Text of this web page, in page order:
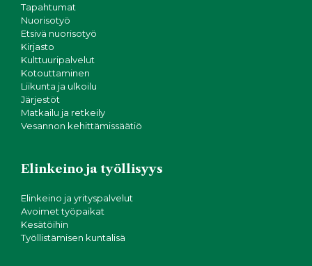
Tapahtumat
Nuorisotyö
Etsivä nuorisotyö
Kirjasto
Kulttuuripalvelut
Kotouttaminen
Liikunta ja ulkoilu
Järjestöt
Matkailu ja retkeily
Vesannon kehittämissäätiö
Elinkeino ja työllisyys
Elinkeino ja yrityspalvelut
Avoimet työpaikat
Kesätöihin
Työllistämisen kuntalisä